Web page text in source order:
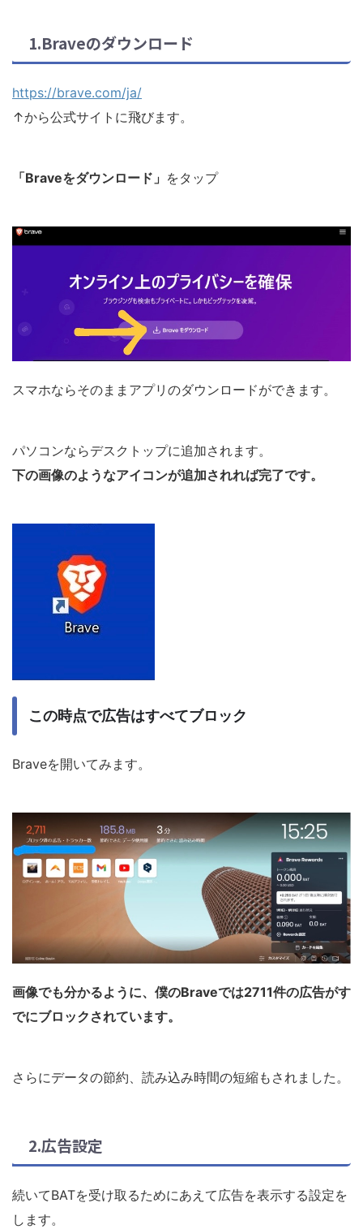
1.Braveのダウンロード
https://brave.com/ja/
↑から公式サイトに飛びます。
「Braveをダウンロード」 をタップ
スマホならそのままアプリのダウンロードができます。
パソコンならデスクトップに追加されます。
下の画像のようなアイコンが追加されれば完了です。
この時点で広告はすべてブロック
Braveを開いてみます。
画像でも分かるように、僕のBraveでは2711件の広告がす
でにブロックされています。
さらにデータの節約、読み込み時間の短縮もされました。
2.広告設定
続いてBATを受け取るためにあえて広告を表示する設定を
します。